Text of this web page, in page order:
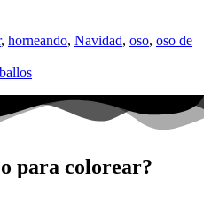
, horneando, Navidad, oso, oso de
para colorear?